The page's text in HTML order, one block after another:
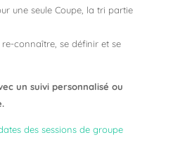
une seule Coupe, la tri partie
connaître, se définir et se
un suivi personnalisé ou
des sessions de groupe